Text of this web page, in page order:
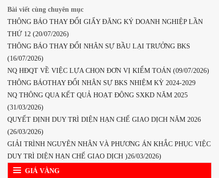
Bài viết cùng chuyên mục
THÔNG BÁO THAY ĐỔI GIẤY ĐĂNG KÝ DOANH NGHIỆP LẦN
THỨ 12 (20/07/2026)
THÔNG BÁO THAY ĐỔI NHÂN SỰ BẦU LẠI TRƯỞNG BKS
(16/07/2026)
NQ HĐQT VỀ VIỆC LỰA CHỌN ĐƠN VỊ KIỂM TOÁN (09/07/2026)
THÔNG BÁOTHAY ĐỔI NHÂN SỰ BKS NHIỆM KỲ 2024-2029
NQ THÔNG QUA KẾT QUẢ HOẠT ĐỘNG SXKD NĂM 2025
(31/03/2026)
QUYẾT ĐỊNH DUY TRÌ DIỆN HẠN CHẾ GIAO DỊCH NĂM 2026
(26/03/2026)
GIẢI TRÌNH NGUYÊN NHÂN VÀ PHƯƠNG ÁN KHẮC PHỤC VIỆC
DUY TRÌ DIỆN HẠN CHẾ GIAO DỊCH )26/03/2026)
GIÁ VÀNG